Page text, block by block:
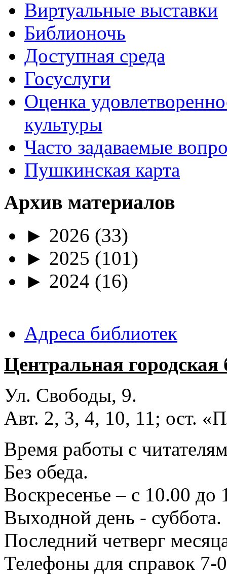
Виртуальные выставки
Библионочь
Доступная среда
Госуслуги
Оценка
культуры
Часто задаваемые
Пушкинская карта
Архив материалов
► 2026 (33)
► 2025 (101)
► 2024 (16)
Адреса библиотек
Центральная
Ул. Свободы, 9.
Авт. 2, 3, 4, 10, 11; ост.
Время работы с
Без обеда.
Воскресенье – с 10.00 до
Выходной день - суббота.
Последний четверг
Телефоны для справок 7-